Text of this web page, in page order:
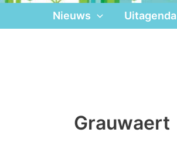
Nieuws Uitagenda
Grauwaert